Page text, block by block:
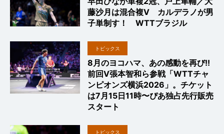
藤沙月は混合複V カルデラノが男
子単制す！ WTTブラジル
トピックス
8月のヨコハマ、あの感動を再び!!
前回V張本智和ら参戦「WTTチャ
ンピオンズ横浜2026」。チケット
は7月15日11時〜ぴあ独占先行販売
スタート
トピックス